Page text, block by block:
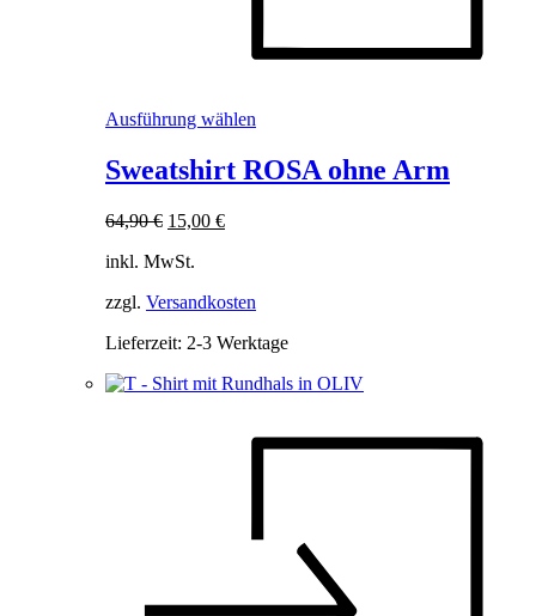
Ausführung wählen
weist
mehrere
auf
der
Produktseite
gewählt
werden
Sweatshirt ROSA ohne Arm
64,90€ Ursprünglicher
war:
15,00 €Aktueller
inkl. MwSt.
zzgl. Versandkosten
Lieferzeit: 2-3 Werktage